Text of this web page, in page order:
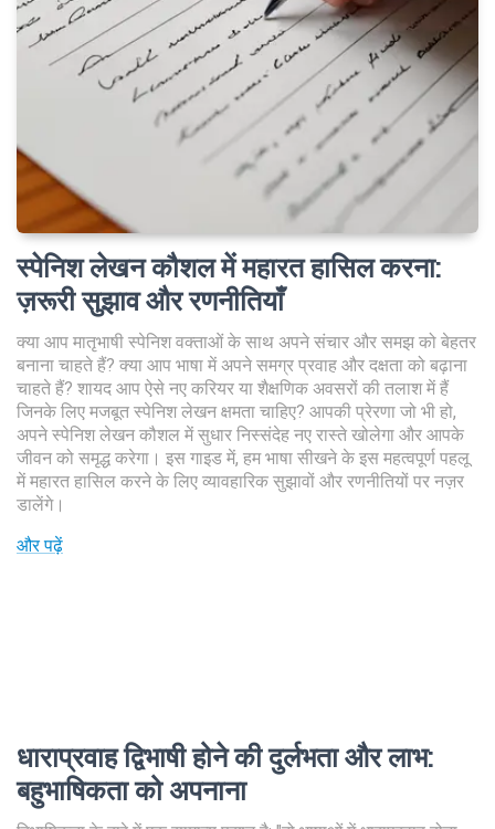
स्पेनिश लेखन कौशल में महारत हासिल करना:
ज़रूरी सुझाव और रणनीतियाँ
क्या आप मातृभाषी स्पेनिश वक्ताओं के साथ अपने संचार और समझ को बेहतर
बनाना चाहते हैं? क्या आप भाषा में अपने समग्र प्रवाह और दक्षता को बढ़ाना
चाहते हैं? शायद आप ऐसे नए करियर या शैक्षणिक अवसरों की तलाश में हैं
जिनके लिए मजबूत स्पेनिश लेखन क्षमता चाहिए? आपकी प्रेरणा जो भी हो,
अपने स्पेनिश लेखन कौशल में सुधार निस्संदेह नए रास्ते खोलेगा और आपके
जीवन को समृद्ध करेगा। इस गाइड में, हम भाषा सीखने के इस महत्वपूर्ण पहलू
में महारत हासिल करने के लिए व्यावहारिक सुझावों और रणनीतियों पर नज़र
डालेंगे।
और पढ़ें
धाराप्रवाह द्विभाषी होने की दुर्लभता और लाभ:
बहुभाषिकता को अपनाना